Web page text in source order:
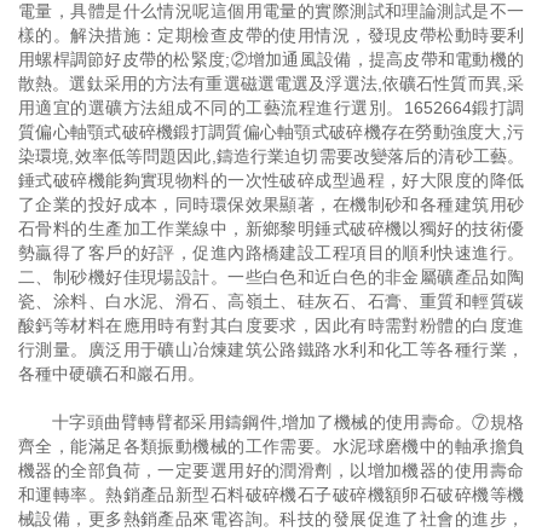
電量，具體是什么情況呢這個用電量的實際測試和理論測試是不一
樣的。解決措施：定期檢查皮帶的使用情況，發現皮帶松動時要利
用螺桿調節好皮帶的松緊度;②增加通風設備，提高皮帶和電動機的
散熱。選鈦采用的方法有重選磁選電選及浮選法,依礦石性質而異,采
用適宜的選礦方法組成不同的工藝流程進行選別。1652664鍛打調
質偏心軸顎式破碎機鍛打調質偏心軸顎式破碎機存在勞動強度大,污
染環境,效率低等問題因此,鑄造行業迫切需要改變落后的清砂工藝。
錘式破碎機能夠實現物料的一次性破碎成型過程，好大限度的降低
了企業的投好成本，同時環保效果顯著，在機制砂和各種建筑用砂
石骨料的生產加工作業線中，新鄉黎明錘式破碎機以獨好的技術優
勢贏得了客戶的好評，促進內路橋建設工程項目的順利快速進行。
二、制砂機好佳現場設計。一些白色和近白色的非金屬礦產品如陶
瓷、涂料、白水泥、滑石、高嶺土、硅灰石、石膏、重質和輕質碳
酸鈣等材料在應用時有對其白度要求，因此有時需對粉體的白度進
行測量。廣泛用于礦山冶煉建筑公路鐵路水利和化工等各種行業，
各種中硬礦石和巖石用。
十字頭曲臂轉臂都采用鑄鋼件,增加了機械的使用壽命。⑦規格
齊全，能滿足各類振動機械的工作需要。水泥球磨機中的軸承擔負
機器的全部負荷，一定要選用好的潤滑劑，以增加機器的使用壽命
和運轉率。熱銷產品新型石料破碎機石子破碎機額卵石破碎機等機
械設備，更多熱銷產品來電咨詢。科技的發展促進了社會的進步，